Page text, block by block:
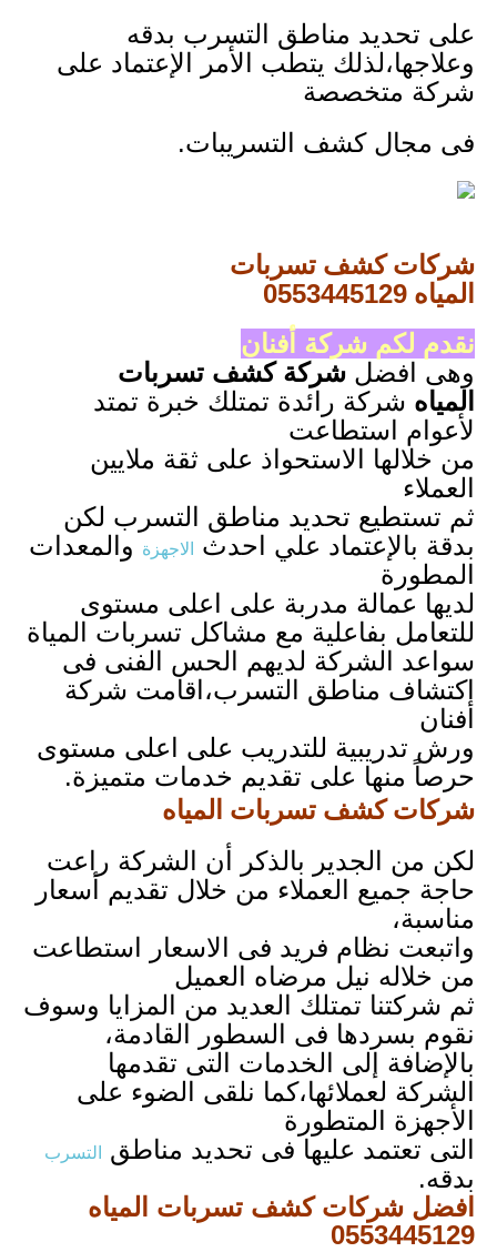
على تحديد مناطق التسرب بدقه
وعلاجها،لذلك يتطب الأمر الإعتماد على
شركة متخصصة
فى مجال كشف التسريبات.
شركات كشف تسربات
المياه 0553445129
نقدم لكم شركة أفنان
وهى افضل شركة كشف تسربات
المياه شركة رائدة تمتلك خبرة تمتد
لأعوام استطاعت
من خلالها الاستحواذ على ثقة ملايين
العملاء
ثم تستطيع تحديد مناطق التسرب لكن
بدقة بالإعتماد علي احدث الاجهزة والمعدات
المطورة
لديها عمالة مدربة على اعلى مستوى
للتعامل بفاعلية مع مشاكل تسربات المياة
سواعد الشركة لديهم الحس الفنى فى
اكتشاف مناطق التسرب،اقامت شركة
أفنان
ورش تدريبية للتدريب على اعلى مستوى
حرصاً منها على تقديم خدمات متميزة.
شركات كشف تسربات المياه
لكن من الجدير بالذكر أن الشركة راعت
حاجة جميع العملاء من خلال تقديم أسعار
مناسبة،
واتبعت نظام فريد فى الاسعار استطاعت
من خلاله نيل مرضاه العميل
ثم شركتنا تمتلك العديد من المزايا وسوف
نقوم بسردها فى السطور القادمة،
بالإضافة إلى الخدمات التى تقدمها
الشركة لعملائها،كما نلقى الضوء على
الأجهزة المتطورة
التى تعتمد عليها فى تحديد مناطق التسرب
بدقه.
افضل شركات كشف تسربات المياه
0553445129